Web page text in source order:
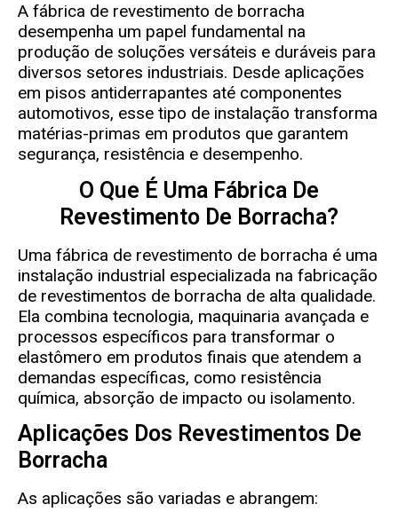
A fábrica de revestimento de borracha
desempenha um papel fundamental na
produção de soluções versáteis e duráveis para
diversos setores industriais. Desde aplicações
em pisos antiderrapantes até componentes
automotivos, esse tipo de instalação transforma
matérias-primas em produtos que garantem
segurança, resistência e desempenho.
O Que É Uma Fábrica De
Revestimento De Borracha?
Uma fábrica de revestimento de borracha é uma
instalação industrial especializada na fabricação
de revestimentos de borracha de alta qualidade.
Ela combina tecnologia, maquinaria avançada e
processos específicos para transformar o
elastômero em produtos finais que atendem a
demandas específicas, como resistência
química, absorção de impacto ou isolamento.
Aplicações Dos Revestimentos De
Borracha
As aplicações são variadas e abrangem: